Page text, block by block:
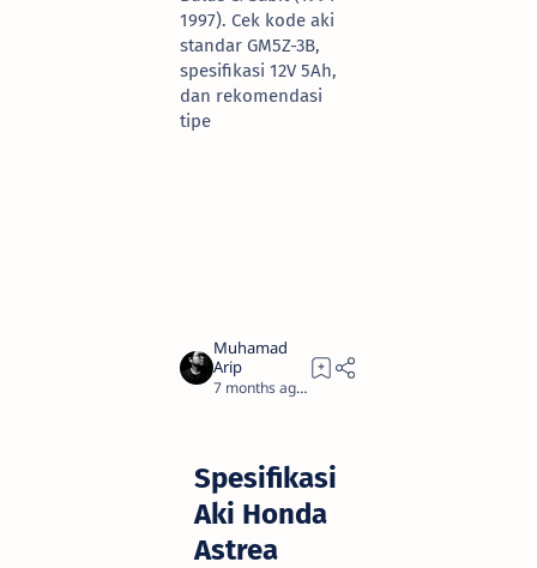
1997). Cek kode aki
standar GM5Z-3B,
spesifikasi 12V 5Ah,
dan rekomendasi
tipe
7 months ago
Spesifikasi
Aki Honda
Astrea